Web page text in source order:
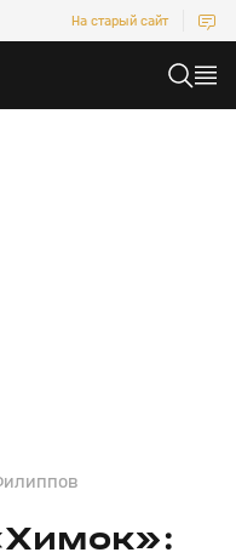
На старый сайт